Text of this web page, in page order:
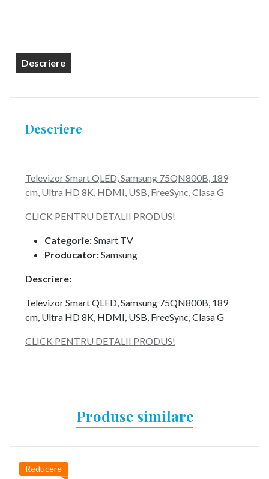
Descriere
Descriere
Televizor Smart QLED, Samsung 75QN800B, 189
cm, Ultra HD 8K, HDMI, USB, FreeSync, Clasa G
CLICK PENTRU DETALII PRODUS!
Categorie:Smart TV
Producator:Samsung
Descriere:
Televizor Smart QLED, Samsung 75QN800B, 189
cm, Ultra HD 8K, HDMI, USB, FreeSync, Clasa G
CLICK PENTRU DETALII PRODUS!
Produse similare
Reducere